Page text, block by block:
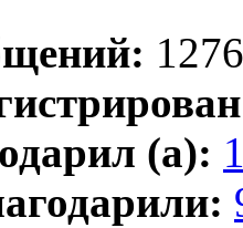
(а):